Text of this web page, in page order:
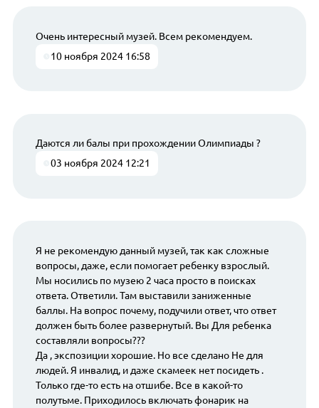
Очень интересный музей. Всем рекомендуем.
10 ноября 2024 16:58
Даются ли балы при прохождении Олимпиады ?
03 ноября 2024 12:21
Я не рекомендую данный музей, так как сложные
вопросы, даже, если помогает ребенку взрослый.
Мы носились по музею 2 часа просто в поисках
ответа. Ответили. Там выставили заниженные
баллы. На вопрос почему, подучили ответ, что ответ
должен быть более развернутый. Вы Для ребенка
составляли вопросы???
Да , экспозиции хорошие. Но все сделано Не для
людей. Я инвалид, и даже скамеек нет посидеть .
Только где-то есть на отшибе. Все в какой-то
полутьме. Приходилось включать фонарик на